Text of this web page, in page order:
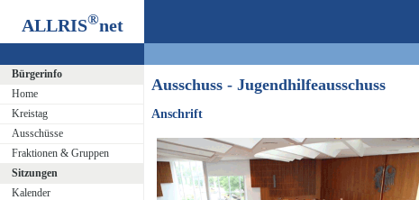
ALLRIS®net
Bürgerinfo
Home
Kreistag
Ausschüsse
Fraktionen & Gruppen
Sitzungen
Kalender
Ausschuss - Jugendhilfeausschuss
Anschrift